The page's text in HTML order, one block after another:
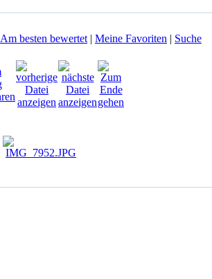
Am besten bewertet | Meine Favoriten | Suche